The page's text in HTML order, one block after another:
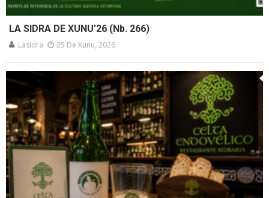
LA SIDRA DE XUNU’26 (Nb. 266)
Lasidra 25 De Xunu, 2026